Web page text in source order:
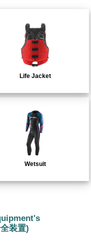
Life Jacket
Wetsuit
装置)